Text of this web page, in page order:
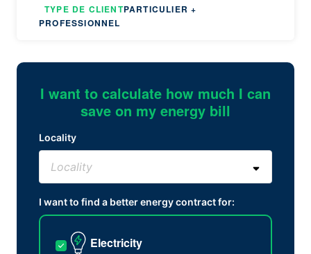
TYPE DE CLIENTPARTICULIER +
PROFESSIONNEL
I want to calculate how much I can
save on my energy bill
Locality
I want to find a better energy contract for:
Electricity